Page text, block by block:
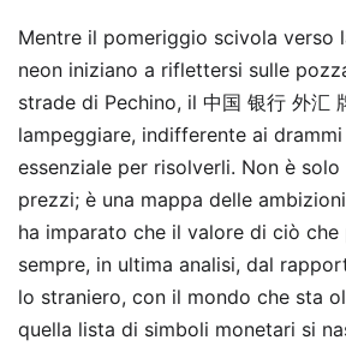
Mentre il pomeriggio scivola verso
neon iniziano a riflettersi sulle
strade di Pechino, il 中国 银行 外汇
lampeggiare, indifferente ai
essenziale per risolverli. Non è solo
prezzi; è una mappa delle
ha imparato che il valore di ciò che
sempre, in ultima analisi, dal
lo straniero, con il mondo che sta
quella lista di simboli monetari si